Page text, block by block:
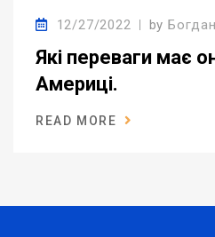
12/27/2022 by
Які переваги має
Америці.
READ MORE